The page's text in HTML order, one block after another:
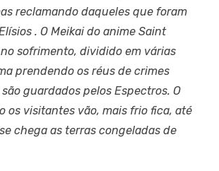
reclamando daqueles que foram
. O Meikai do anime Saint
sofrimento, dividido em várias
prendendo os réus de crimes
guardados pelos Espectros. O
os visitantes vão, mais frio fica, até
chega as terras congeladas de